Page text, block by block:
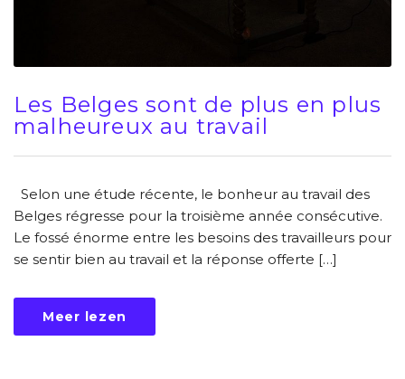
Les Belges sont de plus en plus
malheureux au travail
Selon une étude récente, le bonheur au travail des
Belges régresse pour la troisième année consécutive.
Le fossé énorme entre les besoins des travailleurs pour
se sentir bien au travail et la réponse offerte […]
Meer lezen